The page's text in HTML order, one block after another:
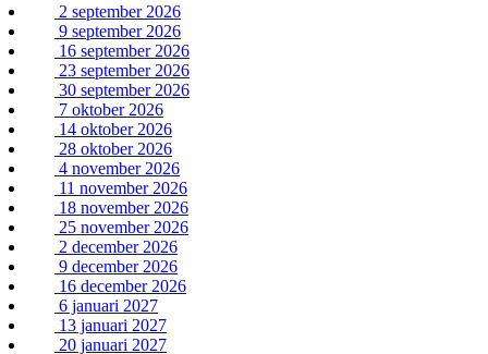
2 september 2026
9 september 2026
16 september 2026
23 september 2026
30 september 2026
7 oktober 2026
14 oktober 2026
28 oktober 2026
4 november 2026
11 november 2026
18 november 2026
25 november 2026
2 december 2026
9 december 2026
16 december 2026
6 januari 2027
13 januari 2027
20 januari 2027